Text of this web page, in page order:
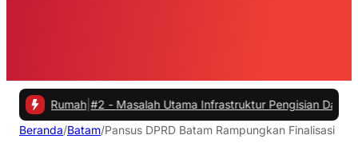
|#2 -Masalah Utama Infrastruktur Pengisian Daya untuk
Beranda/Batam/Pansus DPRD Batam Rampungkan Finalisasi